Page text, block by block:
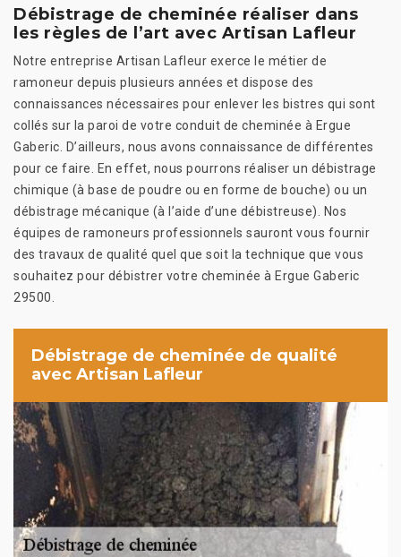
Débistrage de cheminée réaliser dans
les règles de l’art avec Artisan Lafleur
Notre entreprise Artisan Lafleur exerce le métier de
ramoneur depuis plusieurs années et dispose des
connaissances nécessaires pour enlever les bistres qui sont
collés sur la paroi de votre conduit de cheminée à Ergue
Gaberic. D’ailleurs, nous avons connaissance de différentes
pour ce faire. En effet, nous pourrons réaliser un débistrage
chimique (à base de poudre ou en forme de bouche) ou un
débistrage mécanique (à l’aide d’une débistreuse). Nos
équipes de ramoneurs professionnels sauront vous fournir
des travaux de qualité quel que soit la technique que vous
souhaitez pour débistrer votre cheminée à Ergue Gaberic
29500.
Débistrage de cheminée de qualité
avec Artisan Lafleur